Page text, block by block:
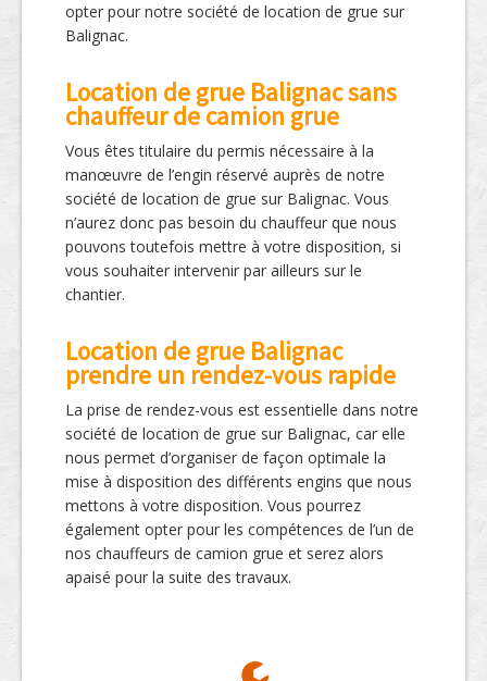
opter pour notre société de location de grue sur
Balignac.
Location de grue Balignac sans
chauffeur de camion grue
Vous êtes titulaire du permis nécessaire à la
manœuvre de l’engin réservé auprès de notre
société de location de grue sur Balignac. Vous
n’aurez donc pas besoin du chauffeur que nous
pouvons toutefois mettre à votre disposition, si
vous souhaiter intervenir par ailleurs sur le
chantier.
Location de grue Balignac
prendre un rendez-vous rapide
La prise de rendez-vous est essentielle dans notre
société de location de grue sur Balignac, car elle
nous permet d’organiser de façon optimale la
mise à disposition des différents engins que nous
mettons à votre disposition. Vous pourrez
également opter pour les compétences de l’un de
nos chauffeurs de camion grue et serez alors
apaisé pour la suite des travaux.